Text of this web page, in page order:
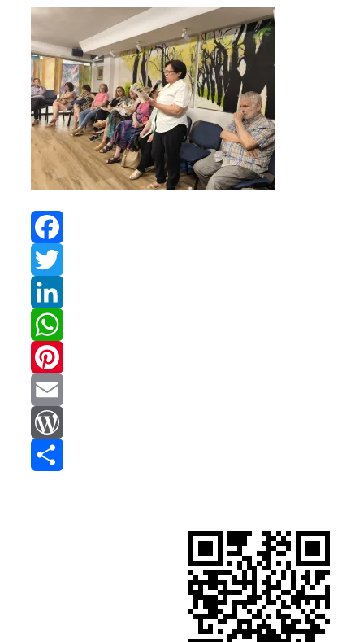
Facebook
Twitter
LinkedIn
WhatsApp
Pinterest
Email
WordPress